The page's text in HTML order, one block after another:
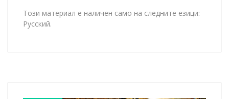
Този материал е наличен само на следните езици:
Русский.